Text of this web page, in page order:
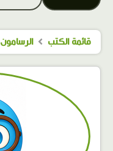
قائمة الكتب الرسامون